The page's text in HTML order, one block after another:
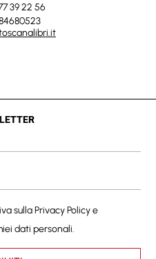
39 22 56
sullaPrivacy Policye
dati personali.